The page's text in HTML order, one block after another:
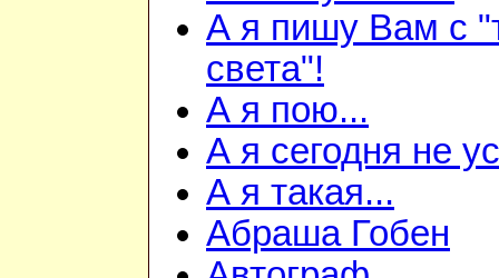
А я пишу Вам с
света"!
А я пою...
А я сегодня не
А я такая...
Абраша Гобен